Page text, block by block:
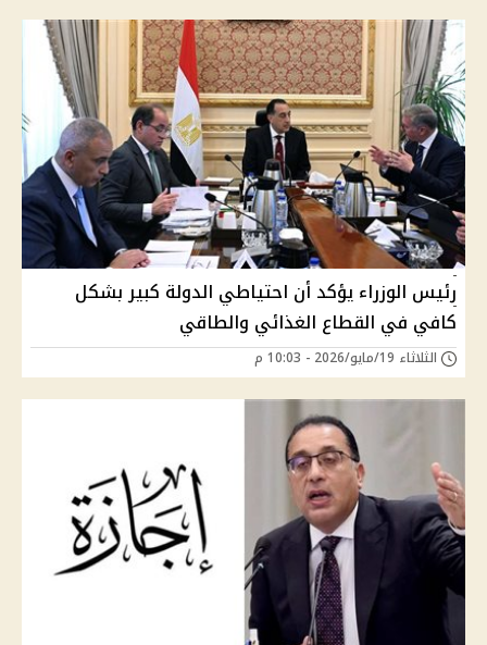
رئيس الوزراء يؤكد أن احتياطي الدولة كبير بشكل
كافي في القطاع الغذائي والطاقي
الثلاثاء 19/مايو/2026 - 10:03 م